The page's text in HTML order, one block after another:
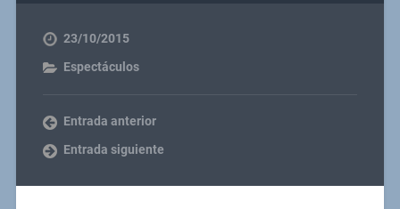
23/10/2015
Espectáculos
Entrada anterior
Entrada siguiente